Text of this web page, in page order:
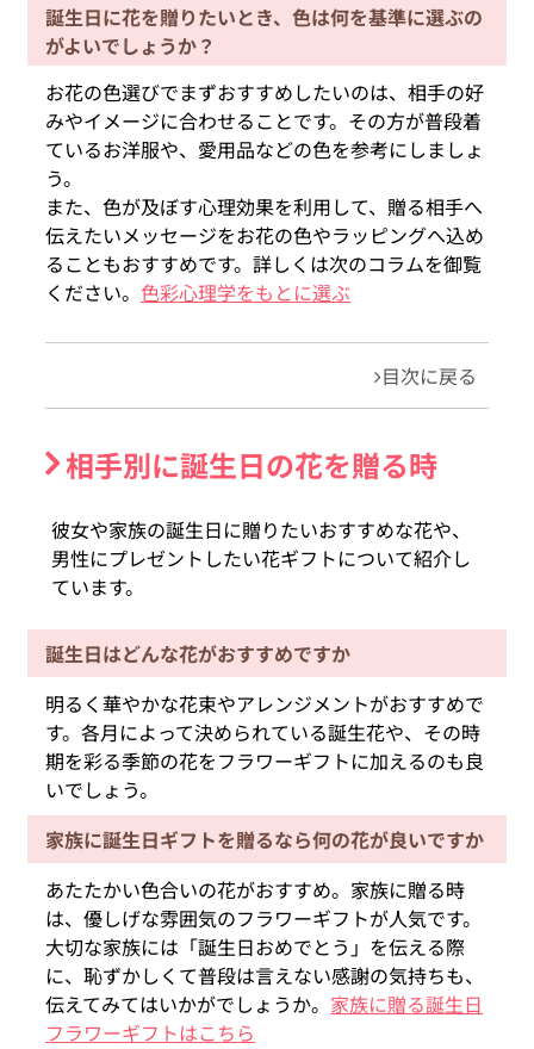
誕生日に花を贈りたいとき、色は何を基準に選ぶの
がよいでしょうか？
お花の色選びでまずおすすめしたいのは、相手の好
みやイメージに合わせることです。その方が普段着
ているお洋服や、愛用品などの色を参考にしましょ
う。
また、色が及ぼす心理効果を利用して、贈る相手へ
伝えたいメッセージをお花の色やラッピングへ込め
ることもおすすめです。詳しくは次のコラムを御覧
ください。色彩心理学をもとに選ぶ
目次に戻る
相手別に誕生日の花を贈る時
彼女や家族の誕生日に贈りたいおすすめな花や、
男性にプレゼントしたい花ギフトについて紹介し
ています。
誕生日はどんな花がおすすめですか
明るく華やかな花束やアレンジメントがおすすめで
す。各月によって決められている誕生花や、その時
期を彩る季節の花をフラワーギフトに加えるのも良
いでしょう。
家族に誕生日ギフトを贈るなら何の花が良いですか
あたたかい色合いの花がおすすめ。家族に贈る時
は、優しげな雰囲気のフラワーギフトが人気です。
大切な家族には「誕生日おめでとう」を伝える際
に、恥ずかしくて普段は言えない感謝の気持ちも、
伝えてみてはいかがでしょうか。 家族に贈る誕生日
フラワーギフトはこちら